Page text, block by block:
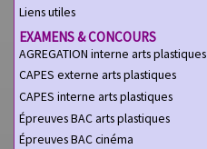
Liens utiles
EXAMENS & CONCOURS
AGREGATION interne arts plastiques
CAPES externe arts plastiques
CAPES interne arts plastiques
Épreuves BAC arts plastiques
Épreuves BAC cinéma